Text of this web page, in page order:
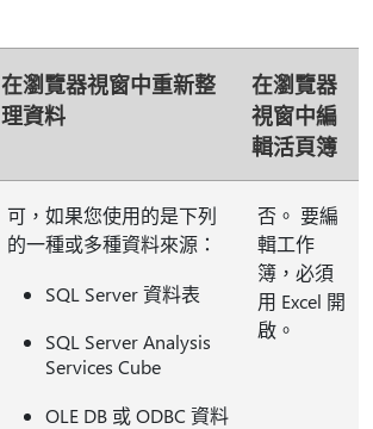
在瀏覽器視窗中重新整
理資料
在瀏覽器
視窗中編
輯活頁簿
可，如果您使用的是下列
的一種或多種資料來源：
SQL Server 資料表
SQL Server Analysis
Services Cube
OLE DB 或 ODBC 資料
否。 要編
輯工作
簿，必須
用 Excel 開
啟。